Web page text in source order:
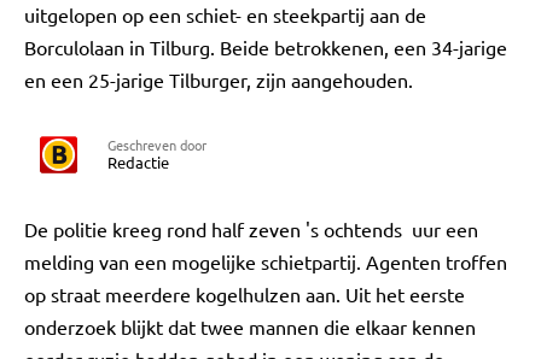
uitgelopen op een schiet- en steekpartij aan de
Borculolaan in Tilburg. Beide betrokkenen, een 34-jarige
en een 25-jarige Tilburger, zijn aangehouden.
Geschreven door
Redactie
De politie kreeg rond half zeven 's ochtends uur een
melding van een mogelijke schietpartij. Agenten troffen
op straat meerdere kogelhulzen aan. Uit het eerste
onderzoek blijkt dat twee mannen die elkaar kennen